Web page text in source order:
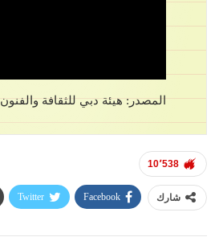
المصدر: هيئة دبي للثقافة والفنون
10٬538
شارك Facebook
Twitter